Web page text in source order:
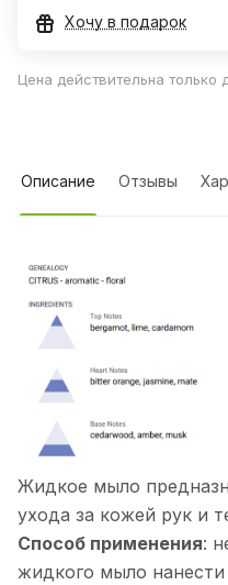
Хочу в подарок
Цена действительна только
Описание Отзывы
Жидкое мыло
ухода за кожей рук и
Способ применения:
жидкого мыло